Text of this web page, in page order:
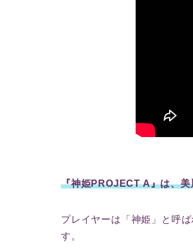
『神姫PROJECT A』は、
プレイヤーは「神姫」と呼
す。